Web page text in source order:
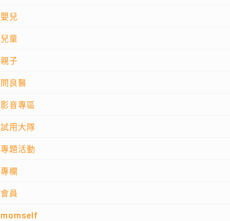
嬰兒
兒童
親子
問良醫
影音專區
試用大隊
專題活動
專欄
會員
momself